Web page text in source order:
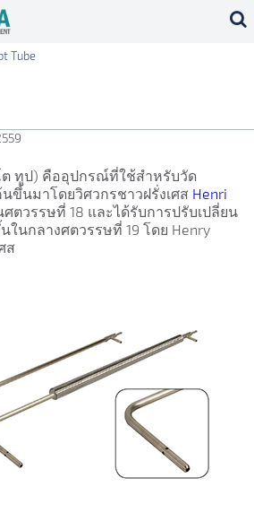
Tube
ทูป) คืออุปกรณ์ที่ใช้สำหรับวัด
ขึ้นมาโดยวิศวกรชาวฝรั่งเศส Henri
ตวรรษที่ 18 และได้รับการปรับเปลี่ยน
ในกลางศตวรรษที่ 19 โดย Henry
ส